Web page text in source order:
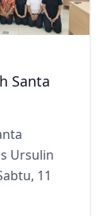
Santa
Ursulin
11